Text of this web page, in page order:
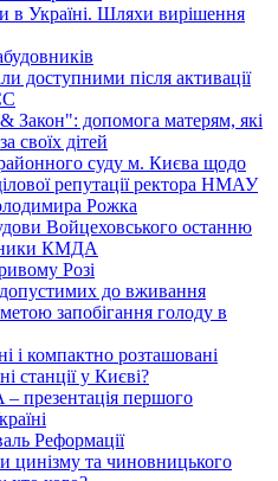
в Україні. Шляхи вирішення
доступними після активації
Закон": допомога матерям, які
своїх дітей
суду м. Києва щодо
репутації ректора НМАУ
Рожка
Войцеховського останню
КМДА
Розі
до вживання
запобігання голоду в
і компактно розташовані
станції у Києві?
презентація першого
Реформації
цинізму та чиновницького